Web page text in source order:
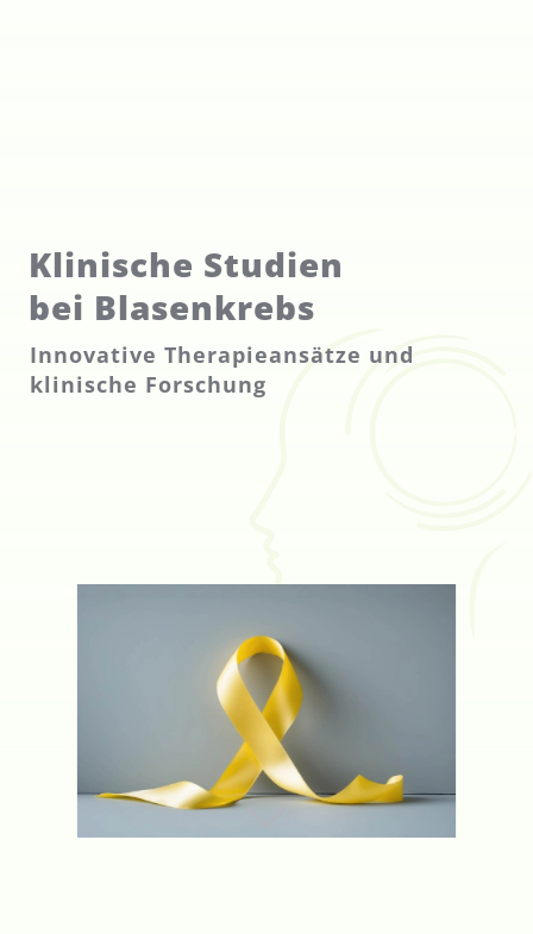
Klinische Studien
bei Blasenkrebs
Innovative Therapieansätze und
klinische Forschung